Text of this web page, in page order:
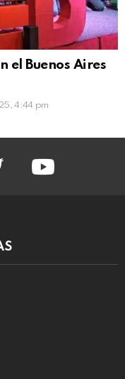
el Buenos Aires
4:44 pm